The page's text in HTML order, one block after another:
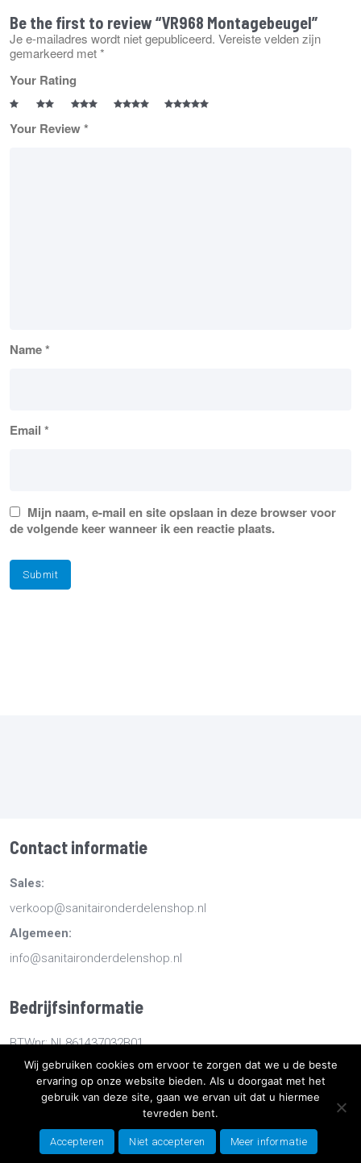
Be the first to review “VR968 Montagebeugel”
Je e-mailadres wordt niet gepubliceerd. Vereiste velden zijn
gemarkeerd met*
Your Rating
Your Review*
Name*
Email *
Mijn naam, e-mail en site opslaan in deze browser voor
de volgende keer wanneer ik een reactie plaats.
Contact informatie
Sales:
verkoop@sanitaironderdelenshop.nl
Algemeen:
info@sanitaironderdelenshop.nl
Bedrijfsinformatie
BTWnr: NL861437032B01
KvKnr: 78527112
Sanitaironderdelenshop.nl
Bestellen en bezorgen -Algemene voorwaarden-Sitemap
Privacyverklaring- Ontwikkeld door Best4u Group B.V.
Wij gebruiken cookies om ervoor te zorgen dat we u de beste
ervaring op onze website bieden. Als u doorgaat met het
gebruik van deze site, gaan we ervan uit dat u hiermee
tevreden bent.
Accepteren Niet accepteren Meer informatie